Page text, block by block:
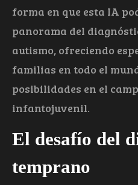
forma en que esta IA
panorama del
autismo, ofreciendo
familias en todo el
posibilidades en el
infantojuvenil.
El desafío del
temprano